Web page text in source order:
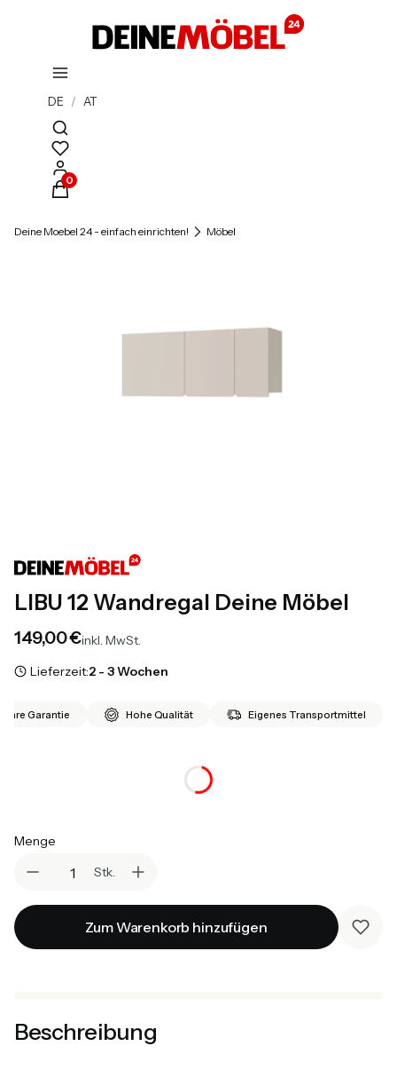
DE / AT
Suchmaschine öffnen
Produkte im Warenkorb: 0. Details anzeigen
Deine Moebel 24 - einfach einrichten! Möbel
LIBU 12 Wandregal Deine Möbel
Preis
149,00 €inkl. MwSt.
Lieferzeit:2 - 3 Wochen
Garantie Hohe Qualität Eigenes Transportmittel
Menge
Stk.
Zum Warenkorb hinzufügen
Beschreibung